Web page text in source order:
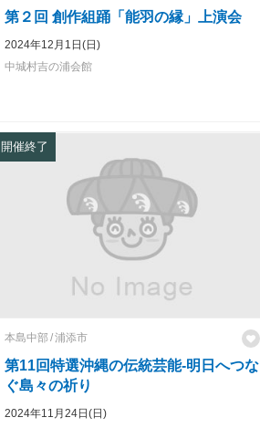
第２回 創作組踊「能羽の縁」上演会
2024年12月1日(日)
中城村吉の浦会館
開催終了
本島中部 浦添市
第11回特選沖縄の伝統芸能-明日へつな
ぐ島々の祈り
2024年11月24日(日)